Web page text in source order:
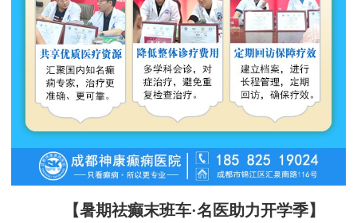
【暑期祛癫末班车·名医助力开学季】